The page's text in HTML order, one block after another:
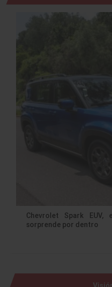
Chevrolet Spark
sorprende por dentro